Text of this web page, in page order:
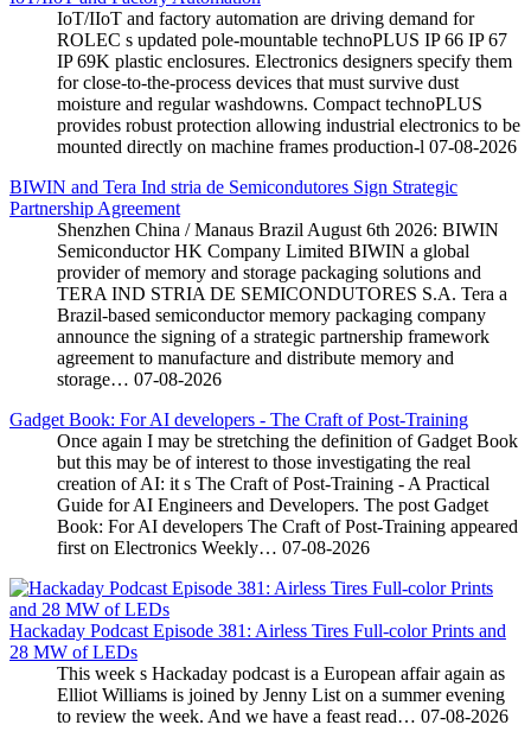
IoT/IIoT and factory automation are driving demand for
ROLEC s updated pole-mountable technoPLUS IP 66 IP 67
IP 69K plastic enclosures. Electronics designers specify them
for close-to-the-process devices that must survive dust
moisture and regular washdowns. Compact technoPLUS
provides robust protection allowing industrial electronics to be
mounted directly on machine frames production-l 07-08-2026
BIWIN and Tera Ind stria de Semicondutores Sign Strategic
Partnership Agreement
Shenzhen China / Manaus Brazil August 6th 2026: BIWIN
Semiconductor HK Company Limited BIWIN a global
provider of memory and storage packaging solutions and
TERA IND STRIA DE SEMICONDUTORES S.A. Tera a
Brazil-based semiconductor memory packaging company
announce the signing of a strategic partnership framework
agreement to manufacture and distribute memory and
storage… 07-08-2026
Gadget Book: For AI developers - The Craft of Post-Training
Once again I may be stretching the definition of Gadget Book
but this may be of interest to those investigating the real
creation of AI: it s The Craft of Post-Training - A Practical
Guide for AI Engineers and Developers. The post Gadget
Book: For AI developers The Craft of Post-Training appeared
first on Electronics Weekly… 07-08-2026
Hackaday Podcast Episode 381: Airless Tires Full-color Prints and
28 MW of LEDs
This week s Hackaday podcast is a European affair again as
Elliot Williams is joined by Jenny List on a summer evening
to review the week. And we have a feast read… 07-08-2026